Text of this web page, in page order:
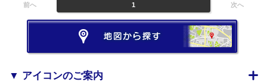
前へ 1 次へ
▼ アイコンのご案内